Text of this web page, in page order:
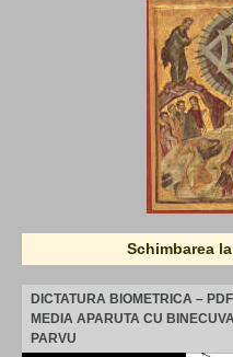
Schimbarea
DICTATURA BIOMETRICA –
MEDIA APARUTA CU
PARVU